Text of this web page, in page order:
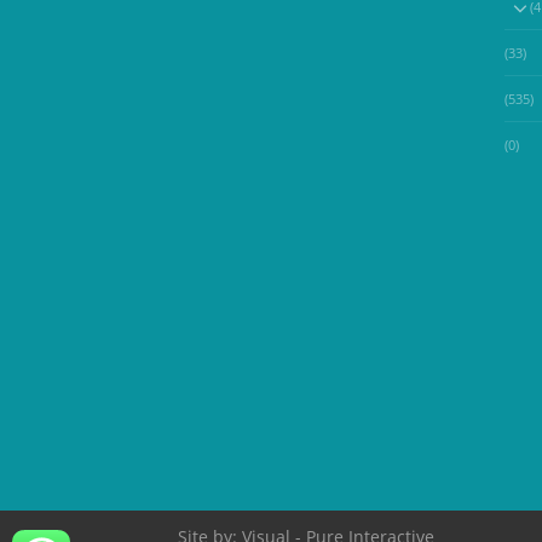
(33)
(535)
(0)
Site by: Visual - Pure Interactive